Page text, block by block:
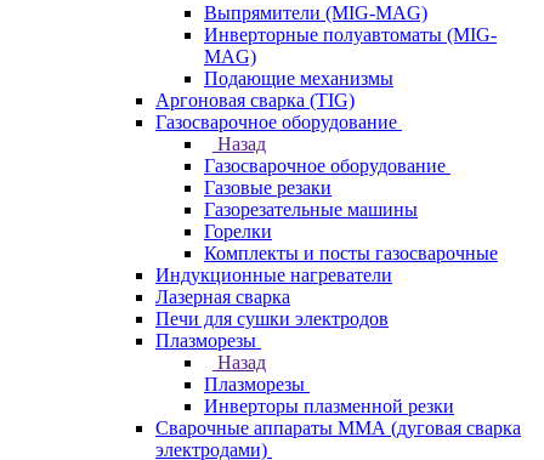
Выпрямители (MIG-MAG)
Инверторные полуавтоматы (MIG-
MAG)
Подающие механизмы
Аргоновая сварка (TIG)
Газосварочное оборудование
Назад
Газосварочное оборудование
Газовые резаки
Газорезательные машины
Горелки
Комплекты и посты газосварочные
Индукционные нагреватели
Лазерная сварка
Печи для сушки электродов
Плазморезы
Назад
Плазморезы
Инверторы плазменной резки
Сварочные аппараты ММА (дуговая сварка
электродами)